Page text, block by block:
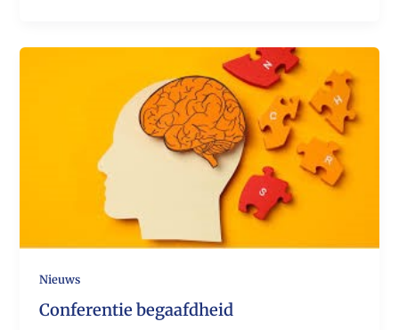
Nieuws
Conferentie begaafdheid